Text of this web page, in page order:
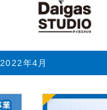
2022年4月